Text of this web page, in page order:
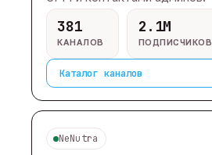
381
КАНАЛОВ
2.1M
ПОДПИСЧИКОВ
Каталог каналов
NeNutra